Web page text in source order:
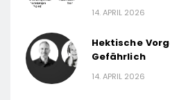
14. APRIL 2026
Hektische
Gefährlich
14. APRIL 2026